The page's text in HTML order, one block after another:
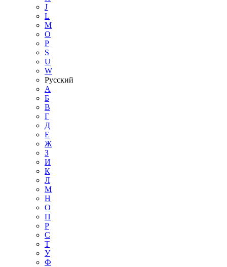
J
L
M
O
P
S
U
W
Русский
А
Б
В
Г
Д
Е
Ж
З
И
К
Л
М
Н
О
П
Р
С
Т
У
Ф